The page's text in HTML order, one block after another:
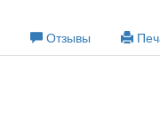
Отзывы